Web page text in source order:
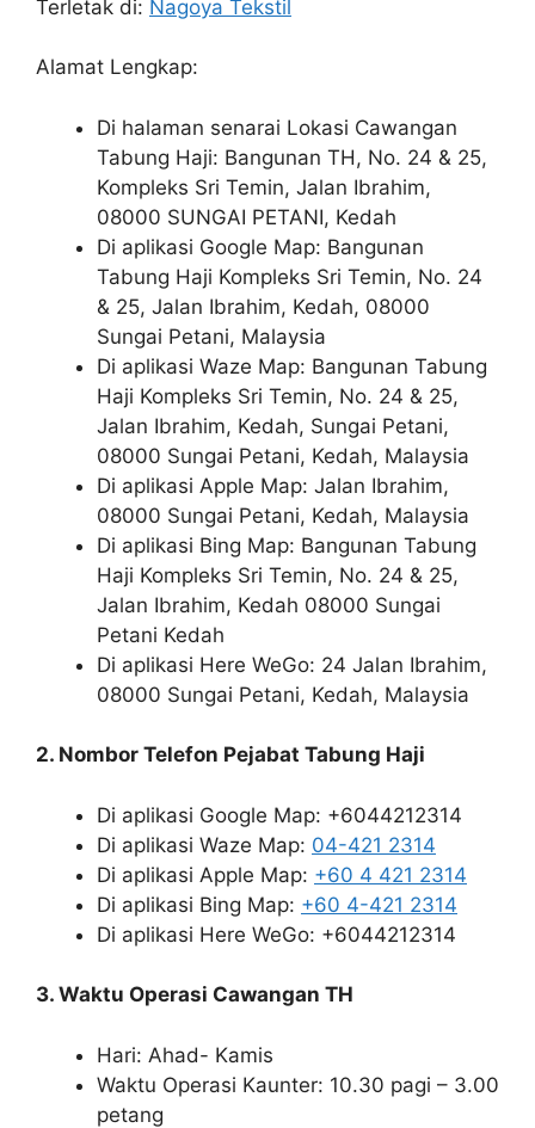
Terletak di: Nagoya Tekstil
Alamat Lengkap:
Di halaman senarai Lokasi Cawangan
Tabung Haji: Bangunan TH, No. 24 & 25,
Kompleks Sri Temin, Jalan Ibrahim,
08000 SUNGAI PETANI, Kedah
Di aplikasi Google Map: Bangunan
Tabung Haji Kompleks Sri Temin, No. 24
& 25, Jalan Ibrahim, Kedah, 08000
Sungai Petani, Malaysia
Di aplikasi Waze Map: Bangunan Tabung
Haji Kompleks Sri Temin, No. 24 & 25,
Jalan Ibrahim, Kedah, Sungai Petani,
08000 Sungai Petani, Kedah, Malaysia
Di aplikasi Apple Map: Jalan Ibrahim,
08000 Sungai Petani, Kedah, Malaysia
Di aplikasi Bing Map: Bangunan Tabung
Haji Kompleks Sri Temin, No. 24 & 25,
Jalan Ibrahim, Kedah 08000 Sungai
Petani Kedah
Di aplikasi Here WeGo: 24 Jalan Ibrahim,
08000 Sungai Petani, Kedah, Malaysia
2. Nombor Telefon Pejabat Tabung Haji
Di aplikasi Google Map: +6044212314
Di aplikasi Waze Map: 04-421 2314
Di aplikasi Apple Map: +60 4 421 2314
Di aplikasi Bing Map: +60 4-421 2314
Di aplikasi Here WeGo: +6044212314
3. Waktu Operasi Cawangan TH
Hari: Ahad- Kamis
Waktu Operasi Kaunter: 10.30 pagi – 3.00
petang